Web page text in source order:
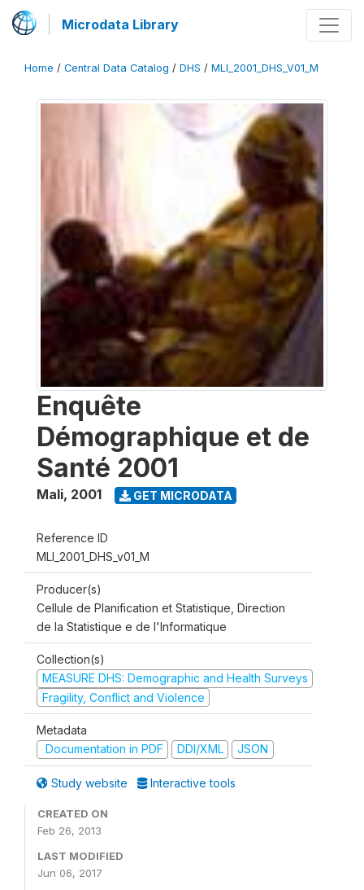
Microdata Library
Home / Central Data Catalog / DHS / MLI_2001_DHS_V01_M
Enquête
Démographique et de
Santé 2001
Mali, 2001 GET MICRODATA
Reference ID
MLI_2001_DHS_v01_M
Producer(s)
Cellule de Planification et Statistique, Direction
de la Statistique e de l'Informatique
Collection(s)
MEASURE DHS: Demographic and Health Surveys
Fragility, Conflict and Violence
Metadata
Documentation in PDF
DDI/XML JSON
Study website Interactive tools
CREATED ON
Feb 26, 2013
LAST MODIFIED
Jun 06, 2017